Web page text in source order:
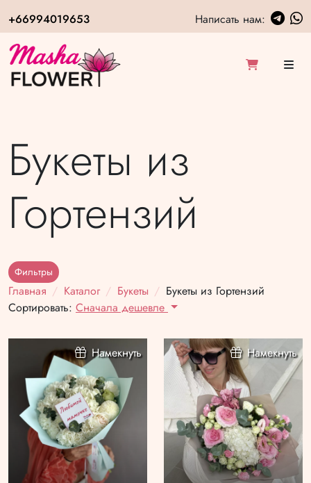
+66994019653 Написать нам:
Букеты из
Гортензий
Фильтры
Главная Каталог Букеты
Букеты из Гортензий
Сортировать: Сначала дешевле
Намекнуть Намекнуть